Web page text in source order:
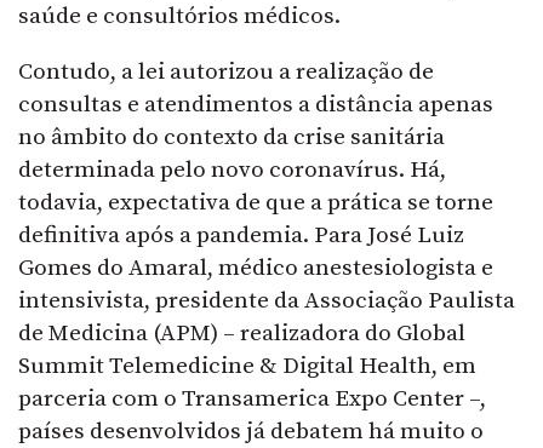
saúde e consultórios médicos.
Contudo, a lei autorizou a realização de
consultas e atendimentos a distância apenas
no âmbito do contexto da crise sanitária
determinada pelo novo coronavírus. Há,
todavia, expectativa de que a prática se torne
definitiva após a pandemia. Para José Luiz
Gomes do Amaral, médico anestesiologista e
intensivista, presidente da Associação Paulista
de Medicina (APM) – realizadora do Global
Summit Telemedicine & Digital Health, em
parceria com o Transamerica Expo Center –,
países desenvolvidos já debatem há muito o